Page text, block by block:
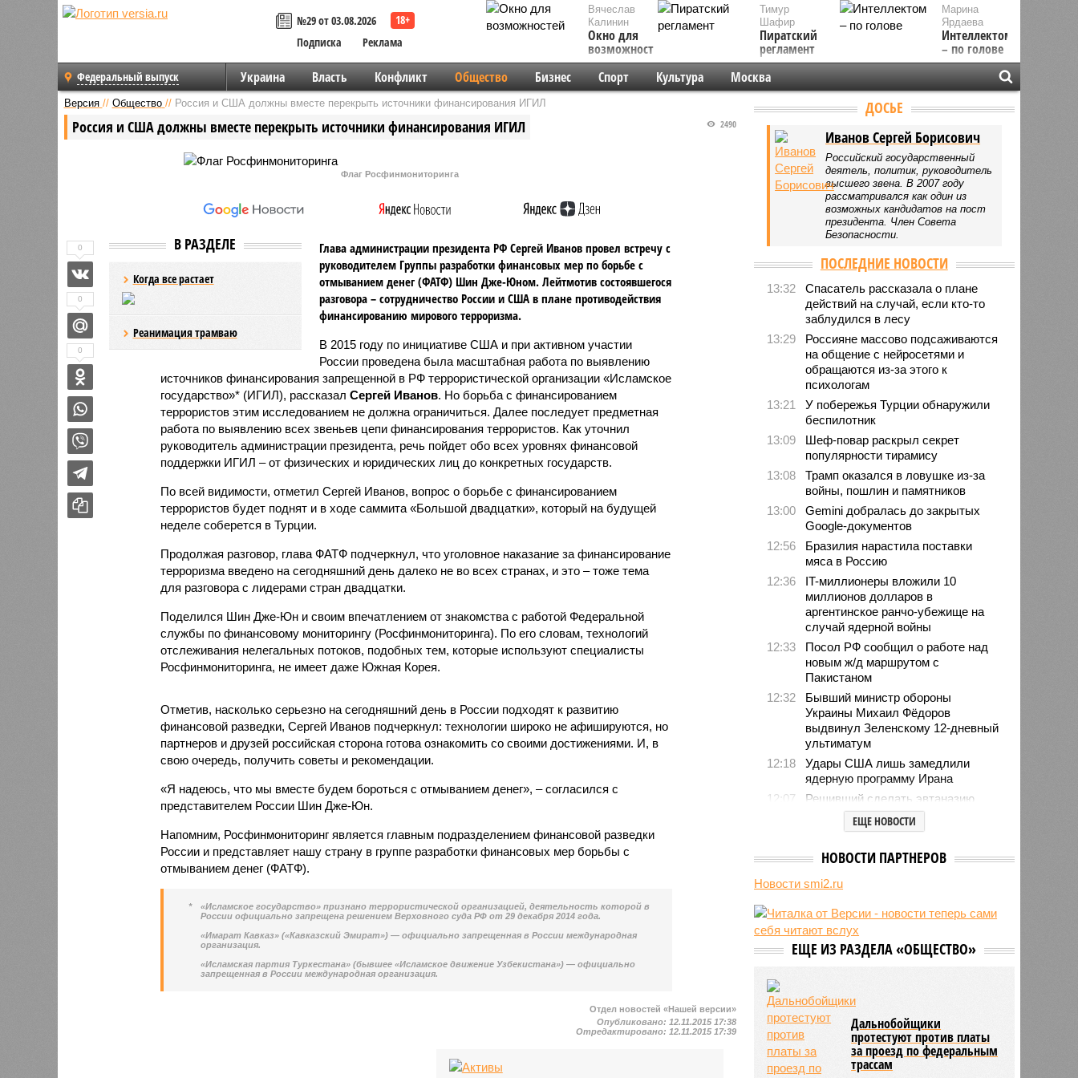
№29 от 03.08.2026
Подписка
Реклама
Вячеслав
Калинин
Окно для
возможностей
Марина
Ярдаева
Интеллектом
– по голове
Тимур
Шафир
Пиратский
регламент
Федеральный выпуск Украина Власть Конфликт Общество Бизнес Спорт Культура Москва
Версия // Общество // Россия и США должны вместе перекрыть источники финансирования ИГИЛ
Россия и США должны вместе перекрыть источники финансирования ИГИЛ 2490
Флаг Росфинмониторинга
В РАЗДЕЛЕ
Когда все растает
Реанимация трамваю
Глава администрации президента РФ Сергей Иванов провел встречу с
руководителем Группы разработки финансовых мер по борьбе с
отмыванием денег (ФАТФ) Шин Дже-Юном. Лейтмотив состоявшегося
разговора – сотрудничество России и США в плане противодействия
финансированию мирового терроризма.
В 2015 году по инициативе США и при активном участии
России проведена была масштабная работа по выявлению
источников финансирования запрещенной в РФ террористической организации «Исламское
государство»* (ИГИЛ), рассказал Сергей Иванов. Но борьба с финансированием
террористов этим исследованием не должна ограничиться. Далее последует предметная
работа по выявлению всех звеньев цепи финансирования террористов. Как уточнил
руководитель администрации президента, речь пойдет обо всех уровнях финансовой
поддержки ИГИЛ – от физических и юридических лиц до конкретных государств.
По всей видимости, отметил Сергей Иванов, вопрос о борьбе с финансированием
террористов будет поднят и в ходе саммита «Большой двадцатки», который на будущей
неделе соберется в Турции.
Продолжая разговор, глава ФАТФ подчеркнул, что уголовное наказание за финансирование
терроризма введено на сегодняшний день далеко не во всех странах, и это – тоже тема
для разговора с лидерами стран двадцатки.
Поделился Шин Дже-Юн и своим впечатлением от знакомства с работой Федеральной
службы по финансовому мониторингу (Росфинмониторинга). По его словам, технологий
отслеживания нелегальных потоков, подобных тем, которые используют специалисты
Росфинмониторинга, не имеет даже Южная Корея.
Отметив, насколько серьезно на сегодняшний день в России подходят к развитию
финансовой разведки, Сергей Иванов подчеркнул: технологии широко не афишируются, но
партнеров и друзей российская сторона готова ознакомить со своими достижениями. И, в
свою очередь, получить советы и рекомендации.
«Я надеюсь, что мы вместе будем бороться с отмыванием денег», – согласился с
представителем России Шин Дже-Юн.
Напомним, Росфинмониторинг является главным подразделением финансовой разведки
России и представляет нашу страну в группе разработки финансовых мер борьбы с
отмыванием денег (ФАТФ).
*
«Исламское государство» признано террористической организацией, деятельность которой в
России официально запрещена решением Верховного суда РФ от 29 декабря 2014 года.
«Имарат Кавказ» («Кавказский Эмират») — официально запрещенная в России международная
организация.
«Исламская партия Туркестана» (бывшее «Исламское движение Узбекистана») — официально
запрещенная в России международная организация.
0
0
0
Отдел новостей «Нашей версии»
Опубликовано: 12.11.2015 17:38
Отредактировано: 12.11.2015 17:39
ДОСЬЕ
Иванов Сергей Борисович
Российский государственный
деятель, политик, руководитель
высшего звена. В 2007 году
рассматривался как один из
возможных кандидатов на пост
президента. Член Совета
Безопасности.
ПОСЛЕДНИЕ НОВОСТИ
13:32
Спасатель рассказала о плане
действий на случай, если кто-то
заблудился в лесу
13:29
Россияне массово подсаживаются
на общение с нейросетями и
обращаются из-за этого к
психологам
13:21
У побережья Турции обнаружили
беспилотник
13:09
Шеф-повар раскрыл секрет
популярности тирамису
13:08
Трамп оказался в ловушке из-за
войны, пошлин и памятников
13:00
Gemini добралась до закрытых
Google-документов
12:56
Бразилия нарастила поставки
мяса в Россию
12:36
IT-миллионеры вложили 10
миллионов долларов в
аргентинское ранчо-убежище на
случай ядерной войны
12:33
Посол РФ сообщил о работе над
новым ж/д маршрутом с
Пакистаном
12:32
Бывший министр обороны
Украины Михаил Фёдоров
выдвинул Зеленскому 12-дневный
ультиматум
12:18
Удары США лишь замедлили
ядерную программу Ирана
12:07
Решивший сделать эвтаназию
блогер передумал из-за реакции
подписчиков
тревогу из-за засухи
11:09
Пропавшая в Красноярском крае
сторону Железногорска
10:59
Школьники с 1 сентября начнут
учиться по новой программе
ЕЩЕ НОВОСТИ
НОВОСТИ ПАРТНЕРОВ
Новости smi2.ru
ЕЩЕ ИЗ РАЗДЕЛА «ОБЩЕСТВО»
Дальнобойщики
протестуют против платы
за проезд по федеральным
трассам